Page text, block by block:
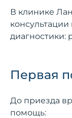
В клинике
диагностики:
Первая
До приезда
помощь: